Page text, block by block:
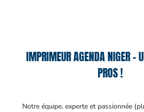
IMPRIMEUR AGENDA NIGER –
PROS !
Notre équipe, experte et passionnée